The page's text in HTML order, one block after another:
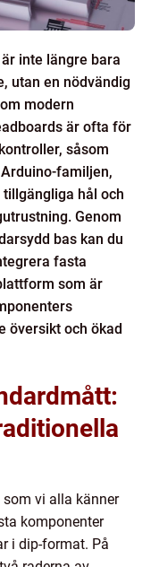
inte längre bara
utan en nödvändig
modern
är ofta för
såsom
familjen,
hål och
Genom
bas kan du
fasta
som är
översikt och ökad
vi alla känner
komponenter
i dip-format. På